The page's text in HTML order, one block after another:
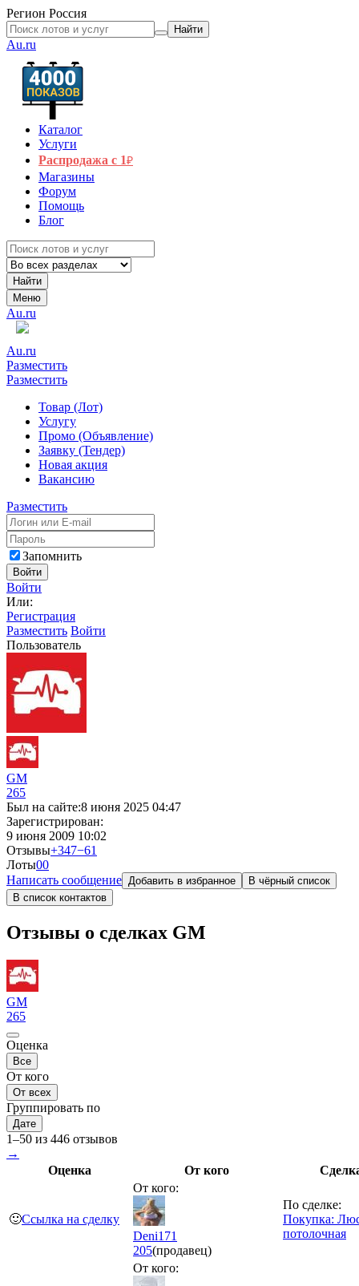
Регион Россия
Найти
Au.ru
Каталог
Услуги
Распродажа с 1₽
Магазины
Форум
Помощь
Блог
Найти
Меню
Au.ru
Au.ru
Разместить
Разместить
Товар (Лот)
Услугу
Промо (Объявление)
Заявку (Тендер)
Новая акция
Вакансию
Разместить
Запомнить
Войти
Войти
Или:
Регистрация
Разместить Войти
Пользователь
GM
265
Был на сайте:8 июня 2025 04:47
Зарегистрирован:
9 июня 2009 10:02
Отзывы+347−61
Лоты00
Написать сообщение Добавить в избранное
В чёрный список
В список контактов
Отзывы о сделках GM
GM
265
Оценка
Все
От кого
От всех
Группировать по
Дате
1–50 из 446 отзывов
→
Оценка
От кого
🙂Ссылка на сделку
От кого:
Deni171
205(продавец)
По сделке:
Покупка:
потолочная
От кого: